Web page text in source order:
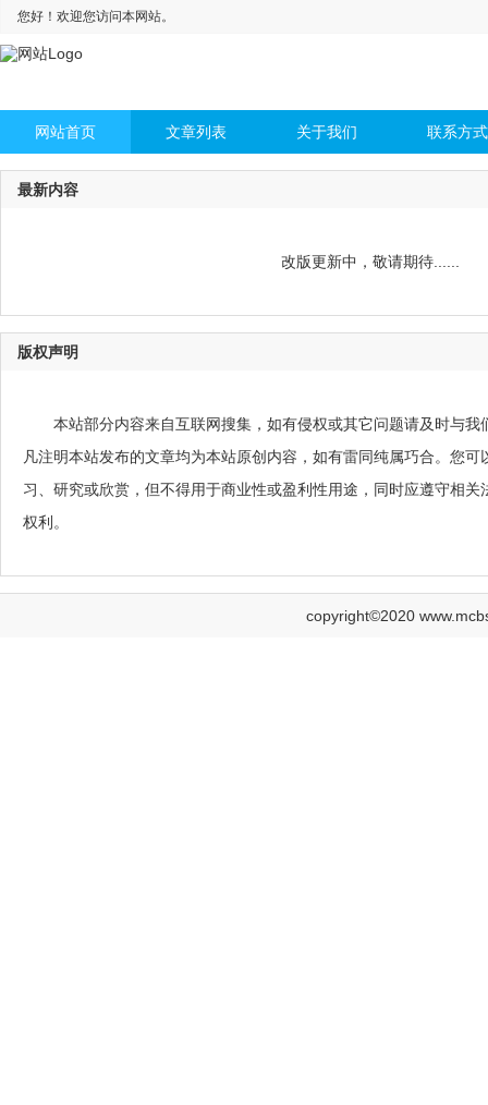
您好！欢迎您访问本网站。
网站首页 文章列表 关于我们 联系方式
最新内容
改版更新中，敬请期待......
版权声明
本站部分内容来自互联网搜集，如有侵权或其它问题请及时与
凡注明本站发布的文章均为本站原创内容，如有雷同纯属巧合。您
习、研究或欣赏，但不得用于商业性或盈利性用途，同时应遵守相
权利。
copyright©2020